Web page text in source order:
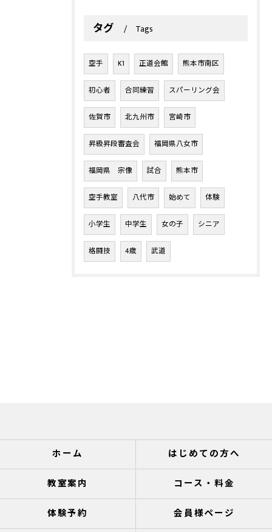
タグ Tags
空手 K1 正道会館 熊本市南区
初心者 合同練習 スパーリング会
佐賀市 北九州市 宮崎市
昇級昇段審査会 福岡県八女市
福岡県 宗像 試合 熊本市
空手教室 八代市 始めて 体験
小学生 中学生 女の子 シニア
格闘技 4歳 武道
ホーム はじめての方へ
教室案内 コース・料金
体験予約 会員様ページ